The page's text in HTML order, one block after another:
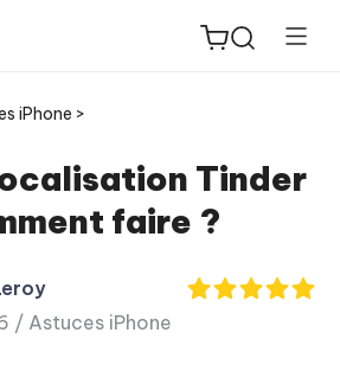
iPhone >
Tinder
faire ?
/ Astuces iPhone